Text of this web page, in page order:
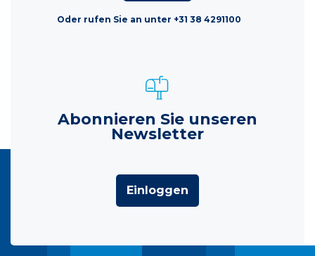
Oder rufen Sie an unter +31 38 4291100
Abonnieren Sie unseren
Newsletter
Einloggen